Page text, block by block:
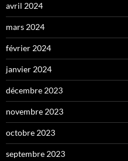
avril 2024
mars 2024
février 2024
janvier 2024
décembre 2023
novembre 2023
octobre 2023
septembre 2023